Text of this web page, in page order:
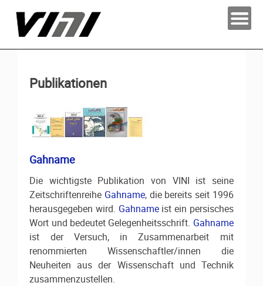
Publikationen
Gahname
Die wichtigste Publikation von VINI ist seine
Zeitschriftenreihe Gahname, die bereits seit 1996
herausgegeben wird. Gahnameist ein persisches
Wort und bedeutet Gelegenheitsschrift. Gahname
ist der Versuch, in Zusammenarbeit mit
renommierten Wissenschaftler/innen die
Neuheiten aus der Wissenschaft und Technik
zusammenzustellen.